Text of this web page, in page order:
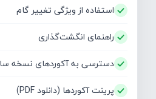
استفاده از ویژگی تغییر گام
راهنمای انگشت‌گذاری
دسترسی به آکوردهای نسخه
پرینت آکوردها (دانلود PDF)